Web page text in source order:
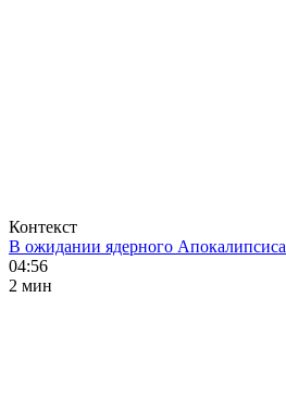
Контекст
В ожидании ядерного Апокалипсиса
04:56
2 мин